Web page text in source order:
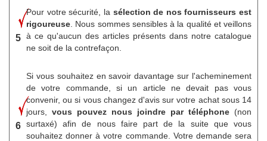
5
Pour votre sécurité, la sélection de nos fournisseurs est
rigoureuse . Nous sommes sensibles à la qualité et veillons
à ce qu'aucun des articles présents dans notre catalogue
ne soit de la contrefaçon.
6
Si vous souhaitez en savoir davantage sur l'acheminement
de votre commande, si un article ne devait pas vous
convenir, ou si vous changez d'avis sur votre achat sous 14
jours, vous pouvez nous joindre par téléphone (non
surtaxé) afin de nous faire part de la suite que vous
souhaitez donner à votre commande. Votre demande sera